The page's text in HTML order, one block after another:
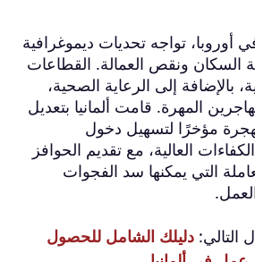
في أوروبا، تواجه تحديات ديموغرافية
السكان ونقص العمالة. القطاعات
بالإضافة إلى الرعاية الصحية،
المهرة. قامت ألمانيا بتعديل
مؤخرًا لتسهيل دخول
العالية، مع تقديم الحوافز
التي يمكنها سد الفجوات
التالي: دليلك الشامل للحصول